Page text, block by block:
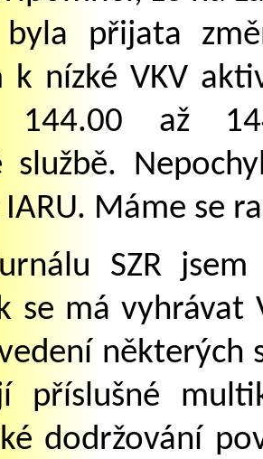
byla přijata
k nízké VKV
144.00 až
službě.
IARU. Máme se
SZR
se má vyhrávat
některých
příslušné
dodržování